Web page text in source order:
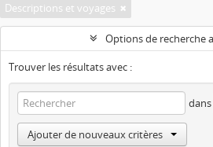
Descriptions et voyages
Options de recherche
Trouver les résultats avec :
dans
Ajouter de nouveaux critères